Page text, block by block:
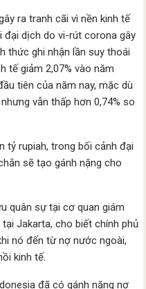
ra tranh cãi vì nền kinh tế
đại dịch do vi-rút corona gây
thức ghi nhận lần suy thoái
tế giảm 2,07% vào năm
tiên của năm nay, mặc dù
vẫn thấp hơn 0,74% so
tỷ rupiah, trong bối cảnh đại
sẽ tạo gánh nặng cho
quân sự tại cơ quan giám
Jakarta, cho biết chính phủ
nó đến từ nợ nước ngoài,
kinh tế.
đã có gánh nặng nợ